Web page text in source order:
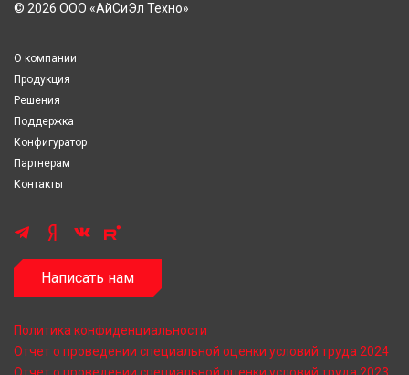
© 2026 ООО «АйСиЭл Техно»
О компании
Продукция
Решения
Поддержка
Конфигуратор
Партнерам
Контакты
Написать нам
Политика конфиденциальности
Отчет о проведении специальной оценки условий труда 2024